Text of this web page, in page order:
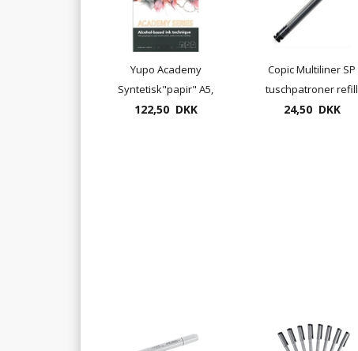
Yupo Academy
Syntetisk"papir" A5,
200 gr.
122,50 DKK
Copic Multiliner SP
tuschpatroner refill
24,50 DKK